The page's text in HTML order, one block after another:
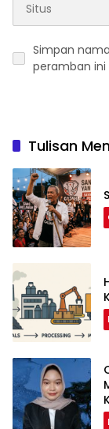
Simpan
peramban
Tulisan